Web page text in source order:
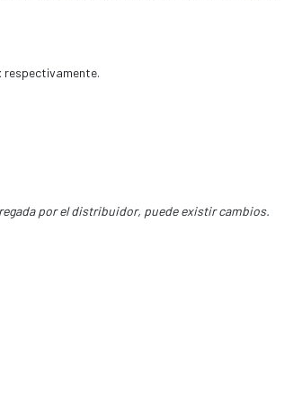
respectivamente.
por el distribuidor, puede existir cambios.